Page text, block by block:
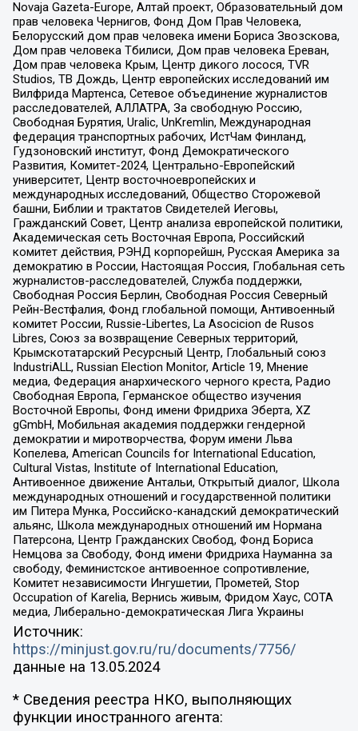
Novaja Gazeta-Europe, Алтай проект, Образовательный дом
прав человека Чернигов, Фонд Дом Прав Человека,
Белорусский дом прав человека имени Бориса Звозскова,
Дом прав человека Тбилиси, Дом прав человека Ереван,
Дом прав человека Крым, Центр дикого лосося, TVR
Studios, ТВ Дождь, Центр европейских исследований им
Вилфрида Мартенса, Сетевое объединение журналистов
расследователей, АЛЛАТРА, За свободную Россию,
Свободная Бурятия, Uralic, UnKremlin, Международная
федерация транспортных рабочих, ИстЧам Финланд,
Гудзоновский институт, Фонд Демократического
Развития, Комитет-2024, Центрально-Европейский
университет, Центр восточноевропейских и
международных исследований, Общество Сторожевой
башни, Библии и трактатов Свидетелей Иеговы,
Гражданский Совет, Центр анализа европейской политики,
Академическая сеть Восточная Европа, Российский
комитет действия, РЭНД корпорейшн, Русская Америка за
демократию в России, Настоящая Россия, Глобальная сеть
журналистов-расследователей, Служба поддержки,
Свободная Россия Берлин, Свободная Россия Северный
Рейн-Вестфалия, Фонд глобальной помощи, Антивоенный
комитет России, Russie-Libertes, La Asocicion de Rusos
Libres, Союз за возвращение Северных территорий,
Крымскотатарский Ресурсный Центр, Глобальный союз
IndustriALL, Russian Election Monitor, Article 19, Мнение
медиа, Федерация анархического черного креста, Радио
Свободная Европа, Германское общество изучения
Восточной Европы, Фонд имени Фридриха Эберта, XZ
gGmbH, Мобильная академия поддержки гендерной
демократии и миротворчества, Форум имени Льва
Копелева, American Councils for International Education,
Cultural Vistas, Institute of International Education,
Антивоенное движение Антальи, Открытый диалог, Школа
международных отношений и государственной политики
им Питера Мунка, Российско-канадский демократический
альянс, Школа международных отношений им Нормана
Патерсона, Центр Гражданских Свобод, Фонд Бориса
Немцова за Свободу, Фонд имени Фридриха Науманна за
свободу, Феминистское антивоенное сопротивление,
Комитет независимости Ингушетии, Прометей, Stop
Occupation of Karelia, Вернись живым, Фридом Хаус, СОТА
медиа, Либерально-демократическая Лига Украины
Источник:
https://minjust.gov.ru/ru/documents/7756/
данные на 13.05.2024
* Сведения реестра НКО, выполняющих
функции иностранного агента: